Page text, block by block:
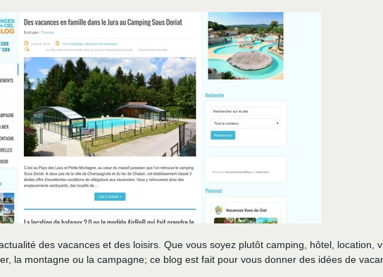
des vacances et des loisirs. Que vous soyez plutôt camping, hôtel, location,
la montagne ou la campagne; ce blog est fait pour vous donner des idées de